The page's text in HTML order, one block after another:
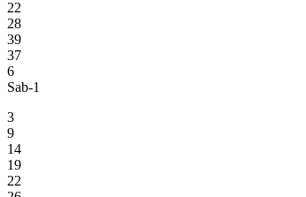
22
28
39
37
6
Sab-1
3
9
14
19
22